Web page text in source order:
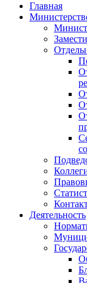
Главная
Отделы
Деятельность